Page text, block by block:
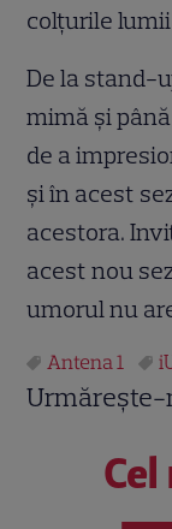
colțurile
De la stand-
mimă și
de a
și în acest
acestora.
acest nou
umorul nu
Antena 1
Urmărește-
Cel